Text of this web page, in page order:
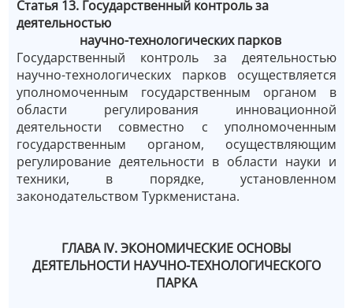
Статья 13. Государственный контроль за
деятельностью
научно-технологических парков
Государственный контроль за деятельностью
научно-технологических парков осуществляется
уполномоченным государственным органом в
области регулирования инновационной
деятельности совместно с уполномоченным
государственным органом, осуществляющим
регулирование деятельности в области науки и
техники, в порядке, установленном
законодательством Туркменистана.
ГЛАВА IV. ЭКОНОМИЧЕСКИЕ ОСНОВЫ
ДЕЯТЕЛЬНОСТИ НАУЧНО-ТЕХНОЛОГИЧЕСКОГО
ПАРКА